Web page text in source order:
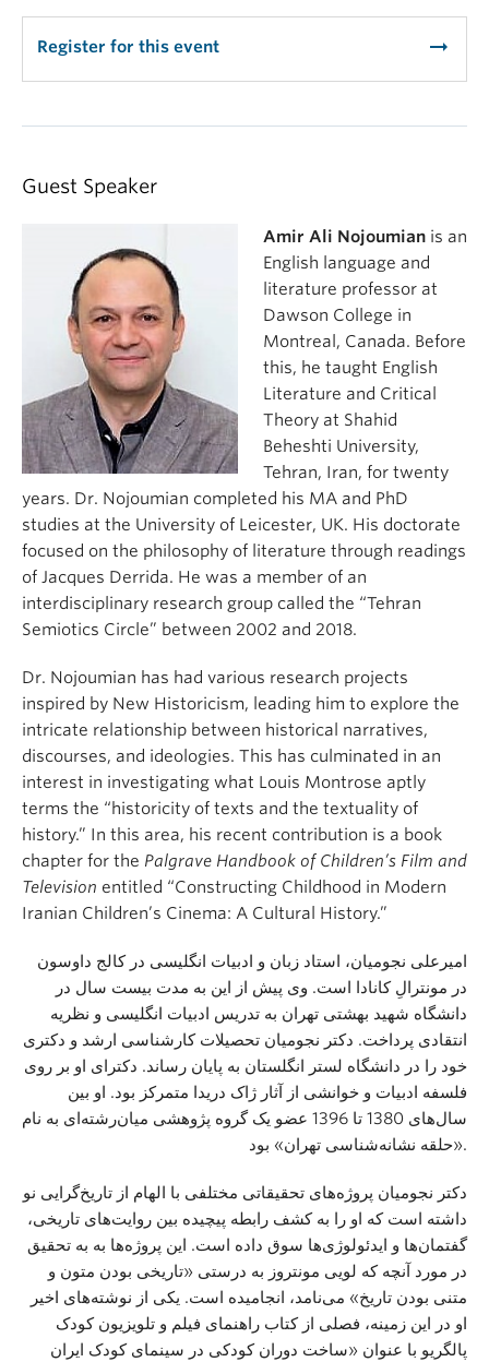
Register for this event arrow_right_alt
Guest Speaker
Amir Ali Nojoumian is an
English language and
literature professor at
Dawson College in
Montreal, Canada. Before
this, he taught English
Literature and Critical
Theory at Shahid
Beheshti University,
Tehran, Iran, for twenty
years. Dr. Nojoumian completed his MA and PhD
studies at the University of Leicester, UK. His doctorate
focused on the philosophy of literature through readings
of Jacques Derrida. He was a member of an
interdisciplinary research group called the “Tehran
Semiotics Circle” between 2002 and 2018.
Dr. Nojoumian has had various research projects
inspired by New Historicism, leading him to explore the
intricate relationship between historical narratives,
discourses, and ideologies. This has culminated in an
interest in investigating what Louis Montrose aptly
terms the “historicity of texts and the textuality of
history.” In this area, his recent contribution is a book
chapter for the Palgrave Handbook of Children’s Film and
Television entitled “Constructing Childhood in Modern
Iranian Children’s Cinema: A Cultural History.”
امیرعلی نجومیان، استاد زبان و ادبیات انگلیسی در کالج داوسون
در مونترالِ کانادا است. وی پیش از این به مدت بیست سال در
دانشگاه شهید بهشتی تهران به تدریس ادبیات انگلیسی و نظریه
انتقادی پرداخت. دکتر نجومیان تحصیلات کارشناسی ارشد و دکتری
خود را در دانشگاه لستر انگلستان به پایان رساند. دکترای او بر روی
فلسفه ادبیات و خوانشی از آثار ژاک دریدا متمرکز بود. او بین
سال‌های 1380 تا 1396 عضو یک گروه پژوهشی میان‌رشته‌ای به نام
«حلقه نشانه‌شناسی تهران» بود.
دکتر نجومیان پروژه‌های تحقیقاتی مختلفی با الهام از تاریخ‌گرایی نو
داشته است که او را به کشف رابطه پیچیده بین روایت‌های تاریخی،
گفتمان‌ها و ایدئولوژی‌ها سوق داده است. این پروژه‌ها به به تحقیق
در مورد آنچه که لویی مونتروز به درستی «تاریخی بودن متون و
متنی بودن تاریخ» می‌نامد، انجامیده است. یکی از نوشته‌های اخیر
او در این زمینه، فصلی از کتاب راهنمای فیلم و تلویزیون کودک
پالگریو با عنوان «ساخت دوران کودکی در سینمای کودک ایران